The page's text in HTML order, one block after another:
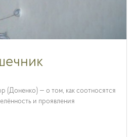
(Доненко) — о том, как соотносятся
и проявления